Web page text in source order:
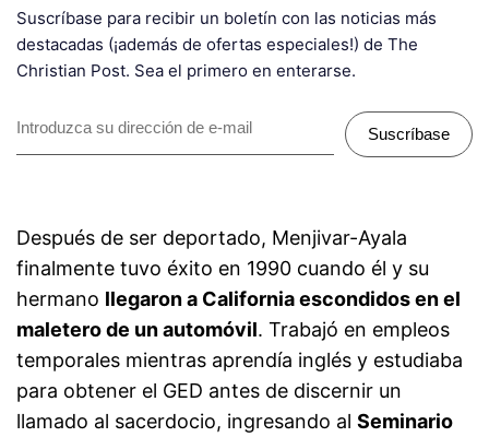
Suscríbase para recibir un boletín con las noticias más
destacadas (¡además de ofertas especiales!) de The
Christian Post. Sea el primero en enterarse.
Suscríbase
Después de ser deportado, Menjivar-Ayala
finalmente tuvo éxito en 1990 cuando él y su
hermano llegaron a California escondidos en el
maletero de un automóvil. Trabajó en empleos
temporales mientras aprendía inglés y estudiaba
para obtener el GED antes de discernir un
llamado al sacerdocio, ingresando al Seminario